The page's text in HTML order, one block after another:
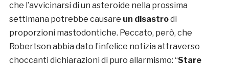
che l’avvicinarsi di un asteroide nella prossima
settimana potrebbe causare un disastrodi
proporzioni mastodontiche. Peccato, però, che
Robertson abbia dato l’infelice notizia attraverso
choccanti dichiarazioni di puro allarmismo: “Stare